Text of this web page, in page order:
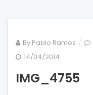
By Pablo Ramos
14/04/2014
IMG_4755